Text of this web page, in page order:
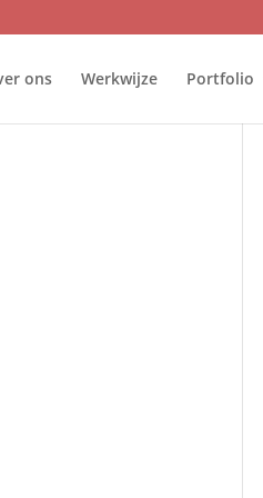
ons Werkwijze Portfolio